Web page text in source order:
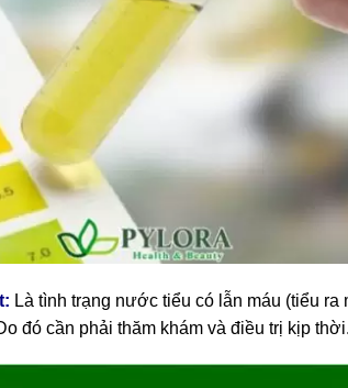
Là tình trạng nước tiểu có lẫn máu (tiểu
đó cần phải thăm khám và điều trị kịp thời.